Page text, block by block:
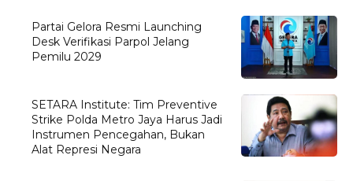
Partai Gelora Resmi Launching
Desk Verifikasi Parpol Jelang
Pemilu 2029
SETARA Institute: Tim Preventive
Strike Polda Metro Jaya Harus Jadi
Instrumen Pencegahan, Bukan
Alat Represi Negara